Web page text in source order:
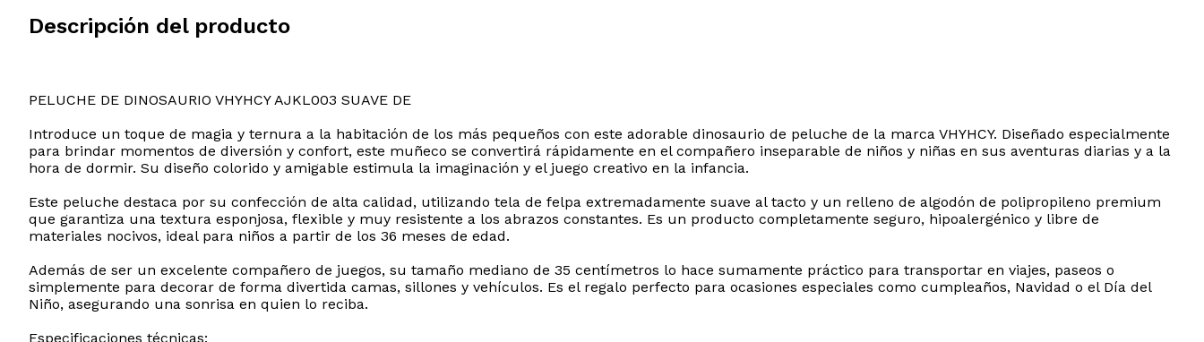
Descripción del producto
PELUCHE DE DINOSAURIO VHYHCY AJKL003 SUAVE DE
Introduce un toque de magia y ternura a la habitación de los más pequeños con este adorable dinosaurio de peluche de la marca VHYHCY. Diseñado especialmente
para brindar momentos de diversión y confort, este muñeco se convertirá rápidamente en el compañero inseparable de niños y niñas en sus aventuras diarias y a la
hora de dormir. Su diseño colorido y amigable estimula la imaginación y el juego creativo en la infancia.
Este peluche destaca por su confección de alta calidad, utilizando tela de felpa extremadamente suave al tacto y un relleno de algodón de polipropileno premium
que garantiza una textura esponjosa, flexible y muy resistente a los abrazos constantes. Es un producto completamente seguro, hipoalergénico y libre de
materiales nocivos, ideal para niños a partir de los 36 meses de edad.
Además de ser un excelente compañero de juegos, su tamaño mediano de 35 centímetros lo hace sumamente práctico para transportar en viajes, paseos o
simplemente para decorar de forma divertida camas, sillones y vehículos. Es el regalo perfecto para ocasiones especiales como cumpleaños, Navidad o el Día del
Niño, asegurando una sonrisa en quien lo reciba.
Especificaciones técnicas: